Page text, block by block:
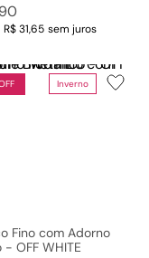
90
R$ 31,65 sem juros
Inverno
Fino com Adorno
OFF WHITE